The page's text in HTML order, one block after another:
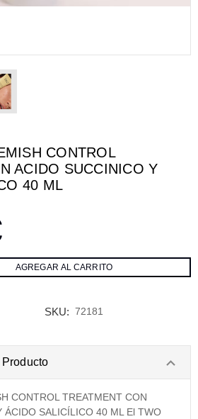
CONTROL
ACIDO SUCCINICO Y
40 ML
SKU: 72181
CONTROL TREATMENT CON
ÁCIDO SALICÍLICO 40 ML El TWO